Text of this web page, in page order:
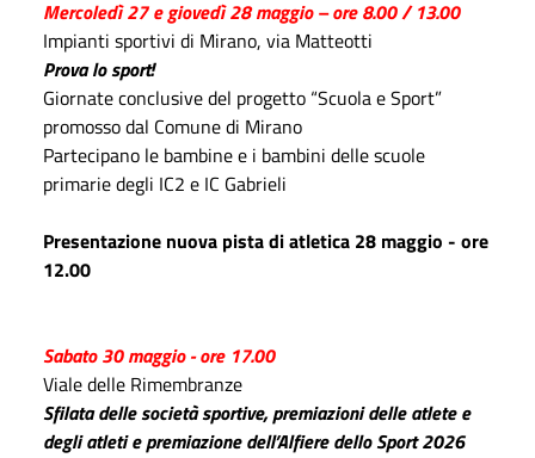
Mercoledì 27 e giovedì 28 maggio – ore 8.00 / 13.00
Impianti sportivi di Mirano, via Matteotti
Prova lo sport!
Giornate conclusive del progetto “Scuola e Sport”
promosso dal Comune di Mirano
Partecipano le bambine e i bambini delle scuole
primarie degli IC2 e IC Gabrieli
Presentazione nuova pista di atletica 28 maggio - ore
12.00
Sabato 30 maggio - ore 17.00
Viale delle Rimembranze
Sfilata delle società sportive, premiazioni delle atlete e
degli atleti e premiazione dell’Alfiere dello Sport 2026